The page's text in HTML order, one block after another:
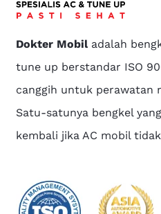
Dokter Mobiladalah
tune up berstandar ISO
canggih untuk perawatan
Satu-satunya bengkel
kembali jika AC mobil